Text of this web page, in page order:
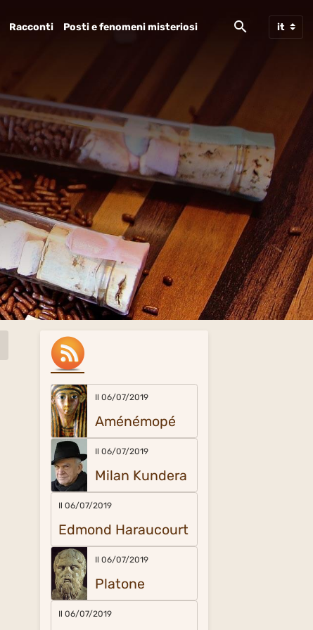
Racconti Posti e fenomeni misteriosi
Il 06/07/2019
Aménémopé
Il 06/07/2019
Milan Kundera
Il 06/07/2019
Edmond Haraucourt
Il 06/07/2019
Platone
Il 06/07/2019